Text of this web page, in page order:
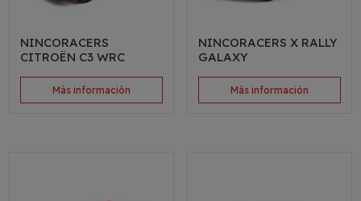
NINCORACERS
CITROËN C3 WRC
Más información
NINCORACERS X RALLY
GALAXY
Más información